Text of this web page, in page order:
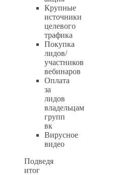
Крупные
источники
целевого
трафика
Покупка
лидов/
участников
вебинаров
Оплата
за
лидов
владельцам
групп
вк
Вирусное
видео
Подведя
итог